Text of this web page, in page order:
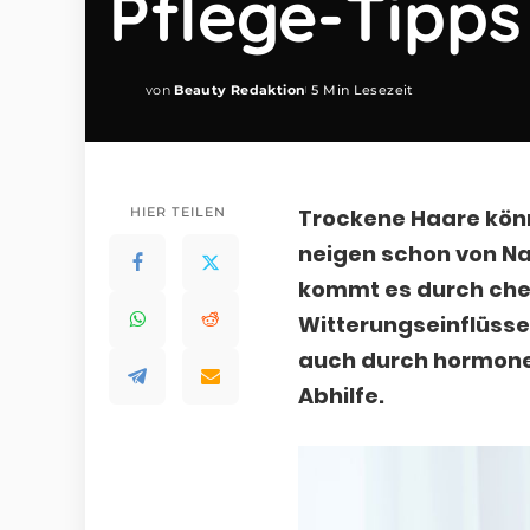
Posted
von Beauty Redaktion 5 Min Lesezeit
HIER TEILEN
Trockene Haare
neigen schon von
kommt es durch
auch durch
Abhilfe.